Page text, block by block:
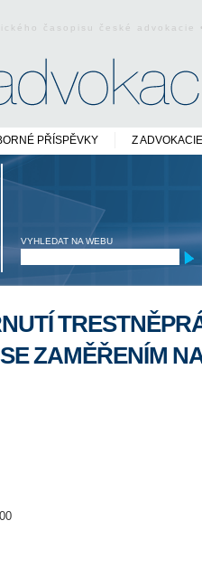
časopisu české
PŘÍSPĚVKY Z ADVOKACIE
VYHLEDAT NA WEBU
ZAMĚŘENÍM